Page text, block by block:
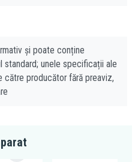
și poate conține
standard; unele specificații ale
producător fără preaviz,